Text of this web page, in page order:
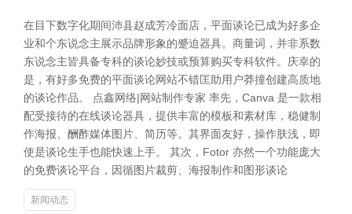
在目下数字化期间沛县赵成芳冷面店，平面谈论已成为好多企
业和个东说念主展示品牌形象的蹙迫器具。商量词，并非系数
东说念主皆具备专科的谈论妙技或预算购买专科软件。庆幸的
是，有好多免费的平面谈论网站不错匡助用户莽撞创建高质地
的谈论作品。 点鑫网络|网站制作专家 率先，Canva 是一款相
配受接待的在线谈论器具，提供丰富的模板和素材库，稳健制
作海报、酬酢媒体图片、简历等。其界面友好，操作肤浅，即
使是谈论生手也能快速上手。 其次，Fotor 亦然一个功能庞大
的免费谈论平台，因循图片裁剪、海报制作和图形谈论
新闻动态